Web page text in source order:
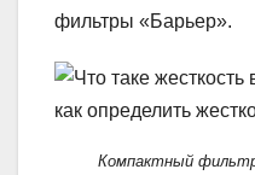
фильтры «Барьер».
Компактный